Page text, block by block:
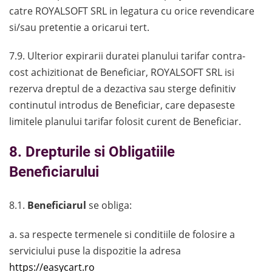
catre ROYALSOFT SRL in legatura cu orice revendicare
si/sau pretentie a oricarui tert.
7.9. Ulterior expirarii duratei planului tarifar contra-
cost achizitionat de Beneficiar, ROYALSOFT SRL isi
rezerva dreptul de a dezactiva sau sterge definitiv
continutul introdus de Beneficiar, care depaseste
limitele planului tarifar folosit curent de Beneficiar.
8. Drepturile si Obligatiile
Beneficiarului
8.1. Beneficiarul se obliga:
a. sa respecte termenele si conditiile de folosire a
serviciului puse la dispozitie la adresa
https://easycart.ro